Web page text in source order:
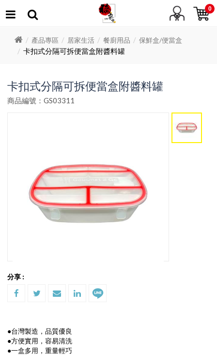
0
產品專區 居家生活 餐廚用品 保鮮盒/便當盒
卡扣式分隔可拆便當盒附醬料罐
卡扣式分隔可拆便當盒附醬料罐
商品編號：GS03311
分享 :
●台灣製造，品質優良
●方便實用，容易清洗
●一盒多用，重量輕巧